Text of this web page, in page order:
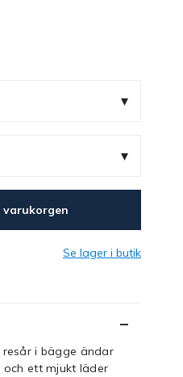
▾
▾
varukorgen
Se lager i butik
i bägge ändar
och ett mjukt läder